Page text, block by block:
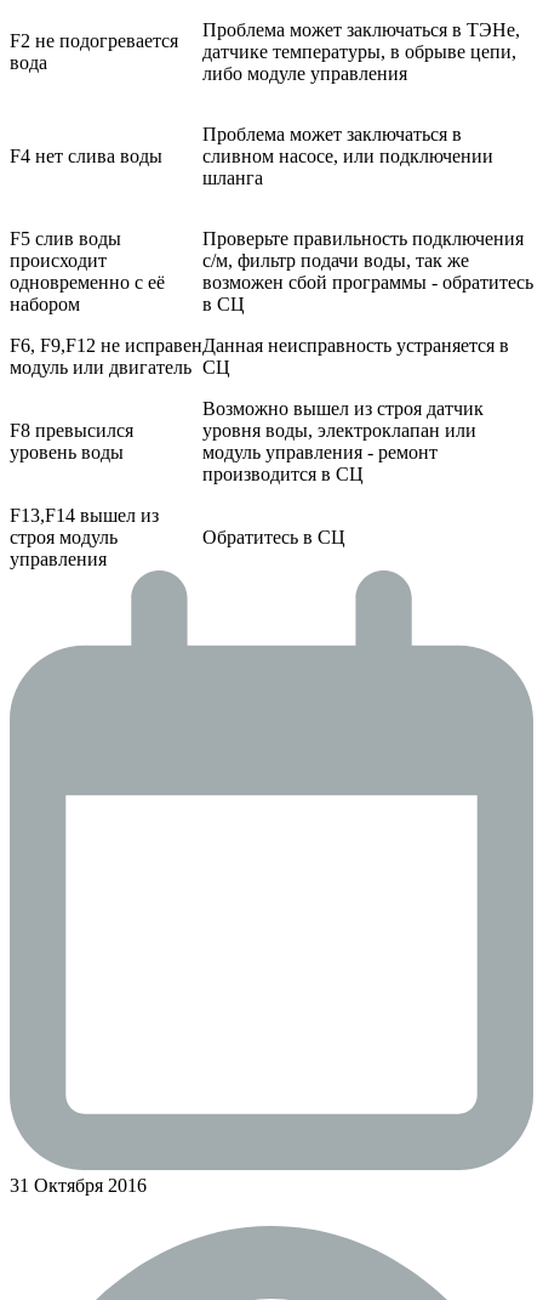
F2 не подогревается
вода
Проблема может заключаться в ТЭНе,
датчике температуры, в обрыве цепи,
либо модуле управления
F4 нет слива воды
Проблема может заключаться в
сливном насосе, или подключении
шланга
F5 слив воды
происходит
одновременно с её
набором
Проверьте правильность подключения
с/м, фильтр подачи воды, так же
возможен сбой программы - обратитесь
в СЦ
F6, F9,F12 не исправен
модуль или двигатель
Данная неисправность устраняется в
СЦ
F8 превысился
уровень воды
Возможно вышел из строя датчик
уровня воды, электроклапан или
модуль управления - ремонт
производится в СЦ
F13,F14 вышел из
строя модуль
управления
Обратитесь в СЦ
31 Октября 2016